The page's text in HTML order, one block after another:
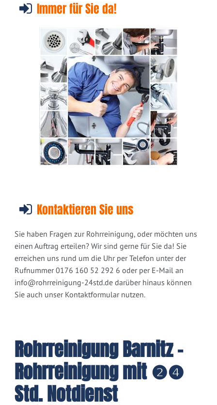
Immer für Sie da!
Kontaktieren Sie uns
Sie haben Fragen zur Rohrreinigung, oder möchten uns
einen Auftrag erteilen? Wir sind gerne für Sie da! Sie
erreichen uns rund um die Uhr per Telefon unter der
Rufnummer 0176 160 52 292 6 oder per E-Mail an
info@rohrreinigung-24std.de darüber hinaus können
Sie auch unser Kontaktformular nutzen.
Rohrreinigung Barnitz -
Rohrreinigung mit ❷❹
Std. Notdienst